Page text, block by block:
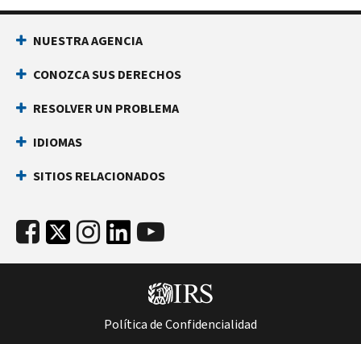
NUESTRA AGENCIA
CONOZCA SUS DERECHOS
RESOLVER UN PROBLEMA
IDIOMAS
SITIOS RELACIONADOS
Política de Confidencialidad